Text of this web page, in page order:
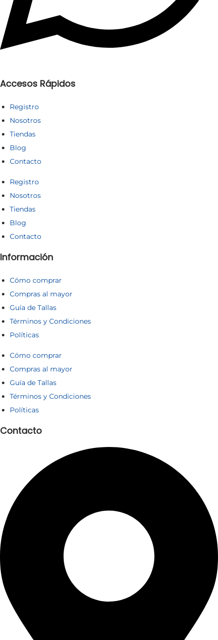
Accesos Rápidos
Registro
Nosotros
Tiendas
Blog
Contacto
Registro
Nosotros
Tiendas
Blog
Contacto
Información
Cómo comprar
Compras al mayor
Guía de Tallas
Términos y Condiciones
Políticas
Cómo comprar
Compras al mayor
Guía de Tallas
Términos y Condiciones
Políticas
Contacto